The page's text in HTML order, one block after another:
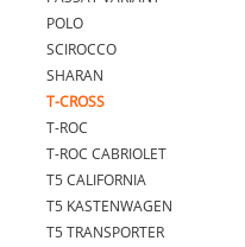
POLO
SCIROCCO
SHARAN
T-CROSS
T-ROC
T-ROC CABRIOLET
T5 CALIFORNIA
T5 KASTENWAGEN
T5 TRANSPORTER